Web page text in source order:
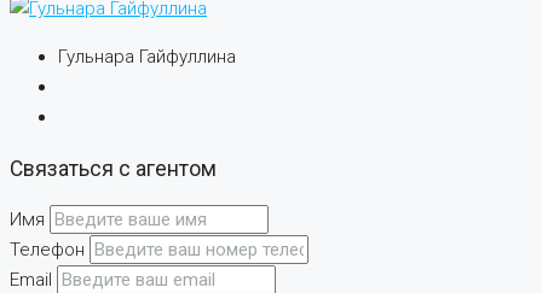
Гульнара Гайфуллина
Связаться с агентом
Имя
Телефон
Email